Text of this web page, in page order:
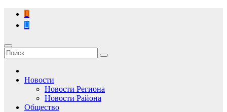
Перейти
содержимому
Новости
Новости Региона
Новости Района
Общество